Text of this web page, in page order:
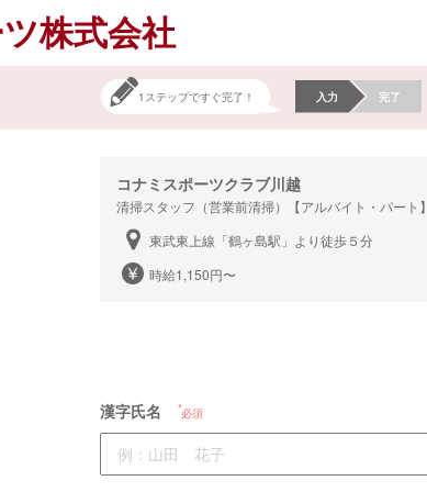
株式会社
1ステップですぐ完了！ 入力 完了
コナミスポーツクラブ川越
清掃スタッフ（営業前清掃）【アルバイト・パート】
東武東上線「鶴ヶ島駅」より徒歩５分
時給1,150円〜
漢字氏名 必須